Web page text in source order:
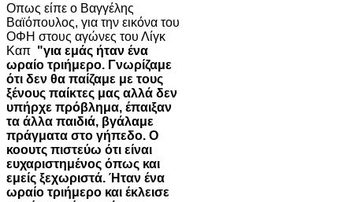
Οπως είπε ο Βαγγέλης
Βαϊόπουλος, για την εικόνα του
ΟΦΗ στους αγώνες του Λίγκ
Καπ "για εμάς ήταν ένα
ωραίο τριήμερο. Γνωρίζαμε
ότι δεν θα παίζαμε με τους
ξένους παίκτες μας αλλά δεν
υπήρχε πρόβλημα, έπαιξαν
τα άλλα παιδιά, βγάλαμε
πράγματα στο γήπεδο. Ο
κοουτς πιστεύω ότι είναι
ευχαριστημένος όπως και
εμείς ξεχωριστά. Ήταν ένα
ωραίο τριήμερο και έκλεισε